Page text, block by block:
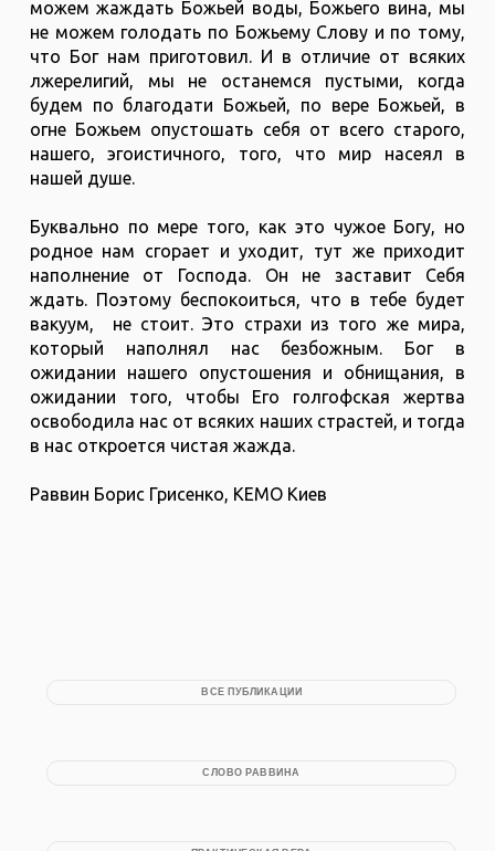
можем жаждать Божьей воды, Божьего вина, мы
не можем голодать по Божьему Слову и по тому,
что Бог нам приготовил. И в отличие от всяких
лжерелигий, мы не останемся пустыми, когда
будем по благодати Божьей, по вере Божьей, в
огне Божьем опустошать себя от всего старого,
нашего, эгоистичного, того, что мир насеял в
нашей душе.
Буквально по мере того, как это чужое Богу, но
родное нам сгорает и уходит, тут же приходит
наполнение от Господа. Он не заставит Себя
ждать. Поэтому беспокоиться, что в тебе будет
вакуум, не стоит. Это страхи из того же мира,
который наполнял нас безбожным. Бог в
ожидании нашего опустошения и обнищания, в
ожидании того, чтобы Его голгофская жертва
освободила нас от всяких наших страстей, и тогда
в нас откроется чистая жажда.
Раввин Борис Грисенко, КЕМО Киев
ВСЕ ПУБЛИКАЦИИ
СЛОВО РАВВИНА